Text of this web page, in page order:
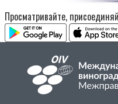
Просматривайте,